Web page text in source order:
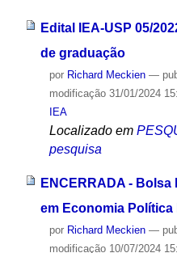
Edital IEA-USP 05/
de graduação
por Richard Meckien —
modificação31/01/2024
IEA
Localizado em
pesquisa
ENCERRADA -
em Economia Política
por Richard Meckien —
modificação10/07/2024